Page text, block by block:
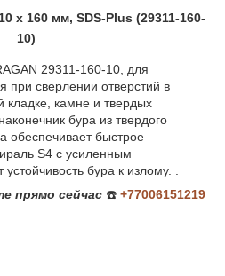
x 160 мм, SDS-Plus (29311-160-
10)
29311-160-10, для
при сверлении отверстий в
кладке, камне и твердых
бура из твердого
обеспечивает быстрое
S4 с усиленным
бура к излому. .
прямо сейчас ☎️ +77006151219